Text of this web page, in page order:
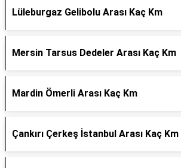
Lüleburgaz Gelibolu Arası Kaç Km
Mersin Tarsus Dedeler Arası Kaç Km
Mardin Ömerli Arası Kaç Km
Çankırı Çerkeş İstanbul Arası Kaç Km